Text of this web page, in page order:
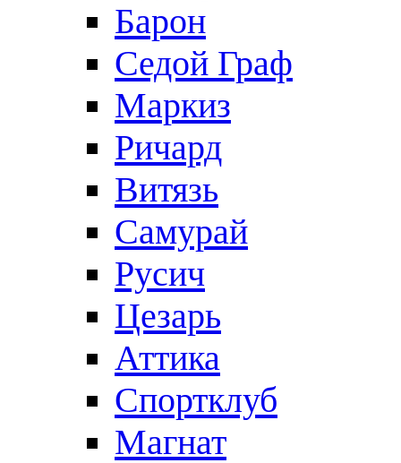
Барон
Седой Граф
Маркиз
Ричард
Витязь
Самурай
Русич
Цезарь
Аттика
Спортклуб
Магнат